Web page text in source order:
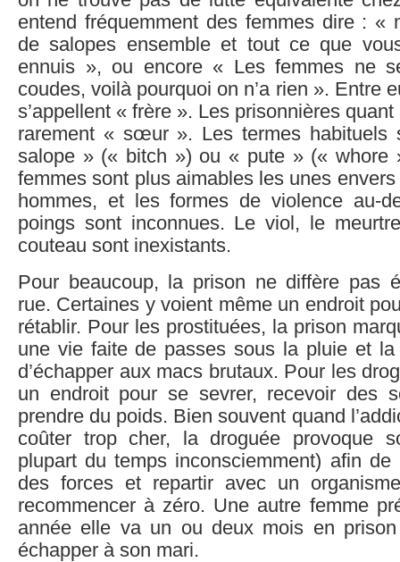
entend fréquemment des femmes dire : «
de salopes ensemble et tout ce que
ennuis », ou encore « Les femmes ne
coudes, voilà pourquoi on n’a rien ». Entre
s’appellent « frère ». Les prisonnières quant
rarement « sœur ». Les termes habituels
salope » (« bitch ») ou « pute » (« whore
femmes sont plus aimables les unes
hommes, et les formes de violence au-
poings sont inconnues. Le viol, le
couteau sont inexistants.
Pour beaucoup, la prison ne diffère pas
rue. Certaines y voient même un endroit
rétablir. Pour les prostituées, la prison
une vie faite de passes sous la pluie et
d’échapper aux macs brutaux. Pour les
un endroit pour se sevrer, recevoir des
prendre du poids. Bien souvent quand
coûter trop cher, la droguée provoque
plupart du temps inconsciemment) afin de
des forces et repartir avec un
recommencer à zéro. Une autre femme
année elle va un ou deux mois en
échapper à son mari.